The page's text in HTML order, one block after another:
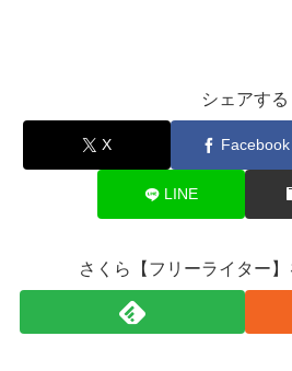
シェアする
X Facebook
LINE
さくら【フリーライター